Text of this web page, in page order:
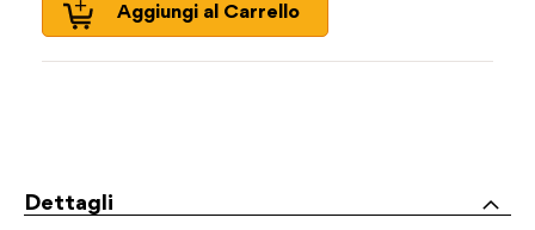
Aggiungi al Carrello
Dettagli